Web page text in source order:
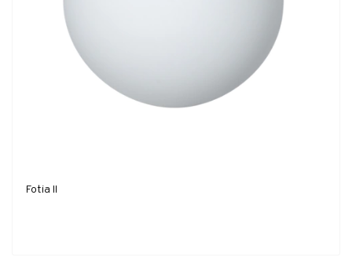
Fotia II